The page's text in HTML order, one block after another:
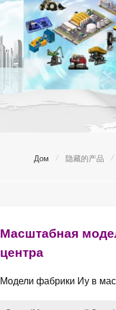
Дом / 隐藏的产品 /
Масштабная
центра
Модели фабрики Иу в